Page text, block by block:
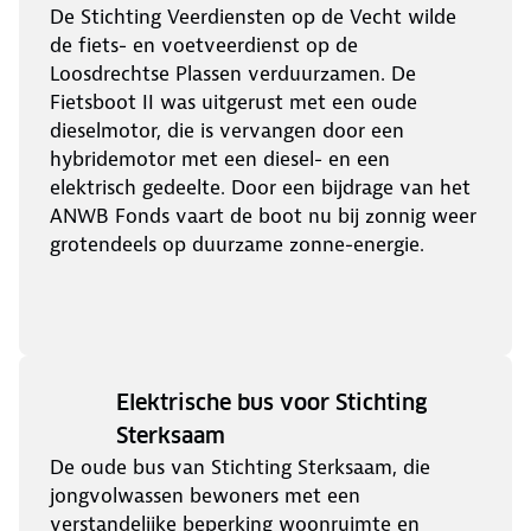
De Stichting Veerdiensten op de Vecht wilde
de fiets- en voetveerdienst op de
Loosdrechtse Plassen verduurzamen. De
Fietsboot II was uitgerust met een oude
dieselmotor, die is vervangen door een
hybridemotor met een diesel- en een
elektrisch gedeelte. Door een bijdrage van het
ANWB Fonds vaart de boot nu bij zonnig weer
grotendeels op duurzame zonne-energie.
Elektrische bus voor Stichting
Sterksaam
De oude bus van Stichting Sterksaam, die
jongvolwassen bewoners met een
verstandelijke beperking woonruimte en